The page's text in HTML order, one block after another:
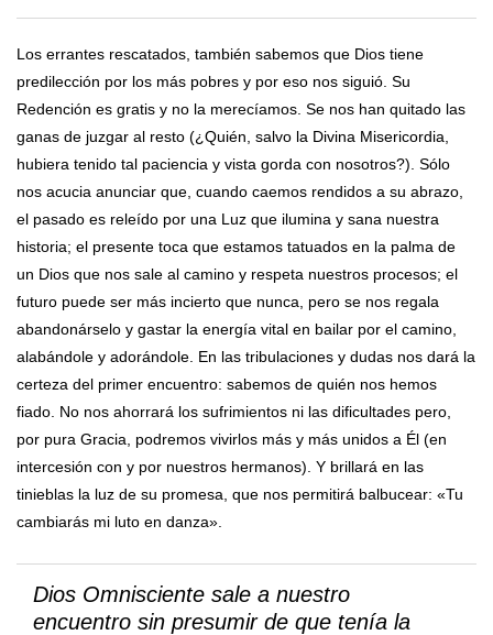
Los errantes rescatados, también sabemos que Dios tiene
predilección por los más pobres y por eso nos siguió. Su
Redención es gratis y no la merecíamos. Se nos han quitado las
ganas de juzgar al resto (¿Quién, salvo la Divina Misericordia,
hubiera tenido tal paciencia y vista gorda con nosotros?). Sólo
nos acucia anunciar que, cuando caemos rendidos a su abrazo,
el pasado es releído por una Luz que ilumina y sana nuestra
historia; el presente toca que estamos tatuados en la palma de
un Dios que nos sale al camino y respeta nuestros procesos; el
futuro puede ser más incierto que nunca, pero se nos regala
abandonárselo y gastar la energía vital en bailar por el camino,
alabándole y adorándole. En las tribulaciones y dudas nos dará la
certeza del primer encuentro: sabemos de quién nos hemos
fiado. No nos ahorrará los sufrimientos ni las dificultades pero,
por pura Gracia, podremos vivirlos más y más unidos a Él (en
intercesión con y por nuestros hermanos). Y brillará en las
tinieblas la luz de su promesa, que nos permitirá balbucear: «Tu
cambiarás mi luto en danza».
Dios Omnisciente sale a nuestro
encuentro sin presumir de que tenía la